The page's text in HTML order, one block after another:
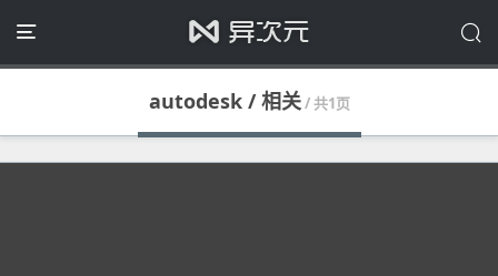
autodesk / 相关/ 共1页